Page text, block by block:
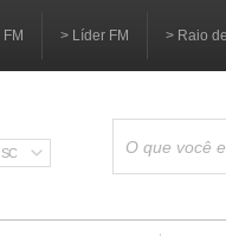
> Líder FM > Raio
SC